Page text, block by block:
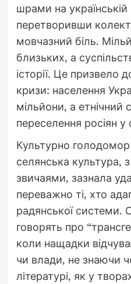
шрами на українській
перетворивши
мовчазний біль.
близьких, а
історії. Це призвело
кризи: населення
мільйони, а етнічний
переселення росіян у
Культурно
селянська культура, з
звичаями, зазнала
переважно ті, хто
радянської системи.
говорять про
коли нащадки
чи влади, не знаючи
літературі, як у